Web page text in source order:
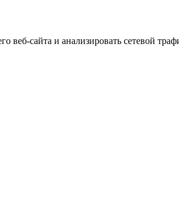
сайта и анализировать сетевой